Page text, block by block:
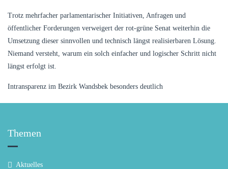
Trotz mehrfacher parlamentarischer Initiativen, Anfragen und
öffentlicher Forderungen verweigert der rot-grüne Senat weiterhin die
Umsetzung dieser sinnvollen und technisch längst realisierbaren Lösung.
Niemand versteht, warum ein solch einfacher und logischer Schritt nicht
längst erfolgt ist.
Intransparenz im Bezirk Wandsbek besonders deutlich
Themen
Aktuelles